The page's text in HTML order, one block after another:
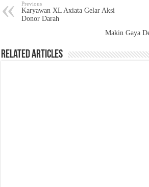
Previous
Karyawan XL Axiata Gelar Aksi
Donor Darah
Makin Gaya
Related Articles